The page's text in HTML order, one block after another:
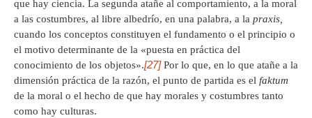
que hay ciencia. La segunda atañe al comportamiento, a la moral
a las costumbres, al libre albedrío, en una palabra, a la praxis,
cuando los conceptos constituyen el fundamento o el principio o
el motivo determinante de la «puesta en práctica del
conocimiento de los objetos».[27]Por lo que, en lo que atañe a la
dimensión práctica de la razón, el punto de partida es el faktum
de la moral o el hecho de que hay morales y costumbres tanto
como hay culturas.